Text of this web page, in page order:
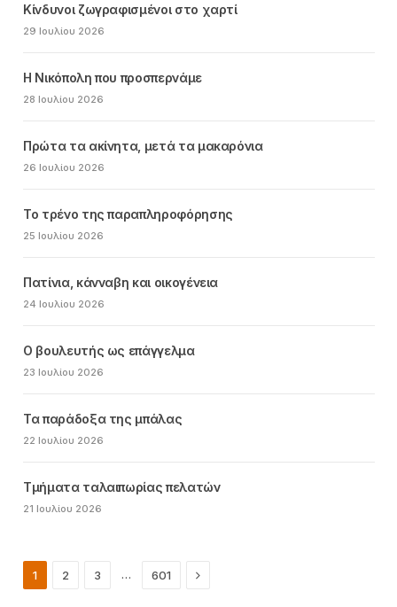
Κίνδυνοι ζωγραφισμένοι στο χαρτί
29 Ιουλίου 2026
Η Νικόπολη που προσπερνάμε
28 Ιουλίου 2026
Πρώτα τα ακίνητα, μετά τα μακαρόνια
26 Ιουλίου 2026
Το τρένο της παραπληροφόρησης
25 Ιουλίου 2026
Πατίνια, κάνναβη και οικογένεια
24 Ιουλίου 2026
Ο βουλευτής ως επάγγελμα
23 Ιουλίου 2026
Τα παράδοξα της μπάλας
22 Ιουλίου 2026
Τμήματα ταλαιπωρίας πελατών
21 Ιουλίου 2026
1 2 3 … 601 Next